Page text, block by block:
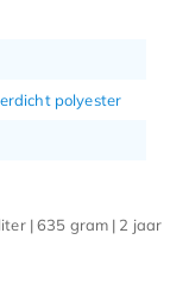
polyester
| 635 gram | 2 jaar